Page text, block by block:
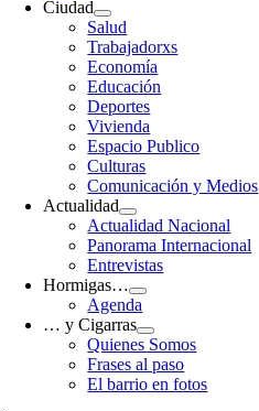
Ciudad
Salud
Trabajadorxs
Economía
Educación
Deportes
Vivienda
Espacio Publico
Culturas
Comunicación y Medios
Actualidad
Actualidad Nacional
Panorama Internacional
Entrevistas
Hormigas…
Agenda
… y Cigarras
Quienes Somos
Frases al paso
El barrio en fotos